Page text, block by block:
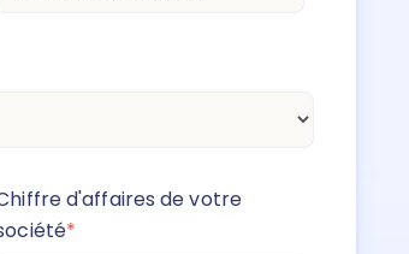
d'affaires de votre
*